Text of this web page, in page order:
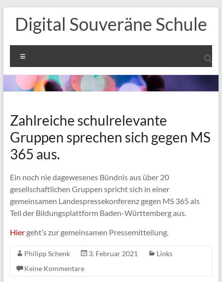
Inhalt
springen
Digital Souveräne Schule
Zahlreiche schulrelevante
Gruppen sprechen sich gegen MS
365 aus.
Ein noch nie dagewesenes Bündnis aus über 20
gesellschaftlichen Gruppen spricht sich in einer
gemeinsamen Landespressekonferenz gegen MS 365 als
Teil der Bildungsplattform Baden-Württemberg aus.
Hiergeht’s zur gemeinsamen Pressemitteilung.
Philipp Schenk 3. Februar 2021
Links
Keine Kommentare